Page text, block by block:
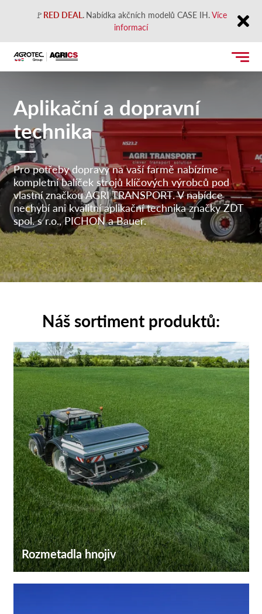
🚩RED DEAL. Nabídka akčních modelů CASE IH.Více
informací
Close
Aplikační a dopravní
technika
Pro potřeby dopravy na vaší farmě nabízíme
kompletní balíček strojů klíčových výrobců pod
vlastní značkou AGRI TRANSPORT. V nabídce
nechybí ani kvalitní aplikační technika značky ZDT
spol. s r.o., PICHON a Bauer.
Náš sortiment produktů:
Rozmetadla hnojiv